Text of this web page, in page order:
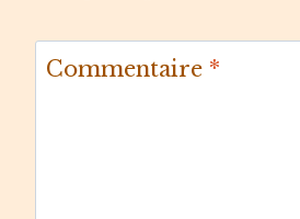
Commentaire *